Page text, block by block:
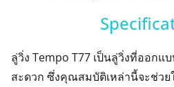
ลู่วิ่ง Tempo T77 เป็นลู่วิ่งที่ออกแ
สะดวก ซึ่งคุณสมบัติเหล่านี้จะช่ว